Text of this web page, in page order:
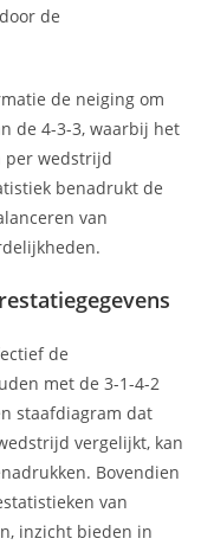
de
de neiging om
de 4-3-3, waarbij het
per wedstrijd
benadrukt de
van
de
met de 3-1-4-2
staafdiagram dat
vergelijkt, kan
Bovendien
van
inzicht bieden in